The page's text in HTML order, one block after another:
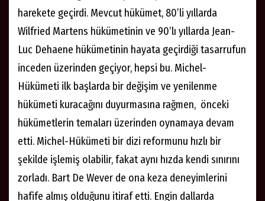
harekete geçirdi. Mevcut hükümet, 80’li yıllarda
Wilfried Martens hükümetinin ve 90’lı yıllarda Jean-
Luc Dehaene hükümetinin hayata geçirdiği tasarrufun
inceden üzerinden geçiyor, hepsi bu. Michel-
Hükümeti ilk başlarda bir değişim ve yenilenme
hükümeti kuracağını duyurmasına rağmen, önceki
hükümetlerin temaları üzerinden oynamaya devam
etti. Michel-Hükümeti bir dizi reformunu hızlı bir
şekilde işlemiş olabilir, fakat aynı hızda kendi sınırını
zorladı. Bart De Wever de ona keza deneyimlerini
hafife almış olduğunu itiraf etti. Engin dallarda